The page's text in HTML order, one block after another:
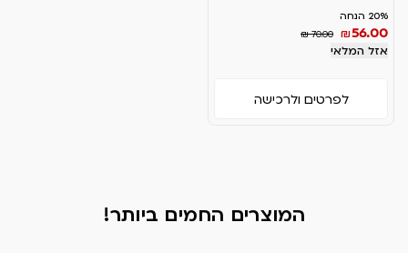
20% הנחה
₪56.00
₪ 70.00
אזל המלאי
לפרטים ולרכישה
המוצרים החמים ביותר!